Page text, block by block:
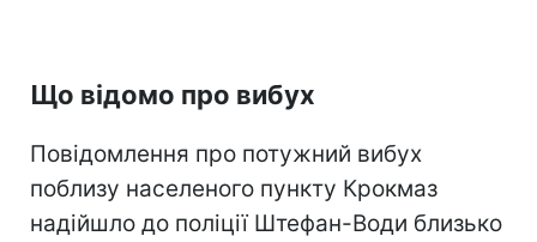
Що відомо про вибух
Повідомлення про потужний вибух
поблизу населеного пункту Крокмаз
надійшло до поліції Штефан-Води близько